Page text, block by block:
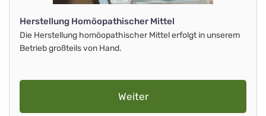
Herstellung Homöopathischer Mittel
Die Herstellung homöopathischer Mittel erfolgt in unserem
Betrieb großteils von Hand.
Weiter